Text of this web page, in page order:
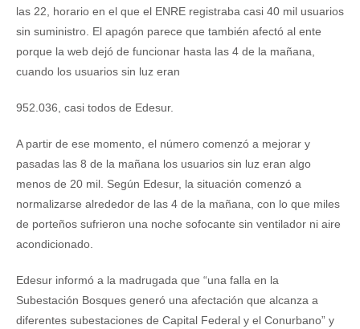
las 22, horario en el que el ENRE registraba casi 40 mil usuarios
sin suministro. El apagón parece que también afectó al ente
porque la web dejó de funcionar hasta las 4 de la mañana,
cuando los usuarios sin luz eran
952.036, casi todos de Edesur.
A partir de ese momento, el número comenzó a mejorar y
pasadas las 8 de la mañana los usuarios sin luz eran algo
menos de 20 mil. Según Edesur, la situación comenzó a
normalizarse alrededor de las 4 de la mañana, con lo que miles
de porteños sufrieron una noche sofocante sin ventilador ni aire
acondicionado.
Edesur informó a la madrugada que “una falla en la
Subestación Bosques generó una afectación que alcanza a
diferentes subestaciones de Capital Federal y el Conurbano” y